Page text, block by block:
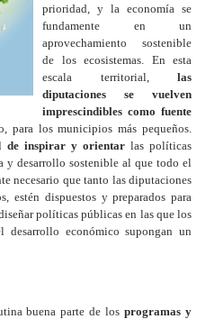
prioridad, y la economía se
fundamente en un
aprovechamiento sostenible
de los ecosistemas. En esta
escala territorial, las
diputaciones se vuelven
imprescindibles como fuente
para los municipios más pequeños.
de inspirar y orientarlas políticas
y desarrollo sostenible al que todo el
necesario que tanto las diputaciones
estén dispuestos y preparados para
políticas públicas en las que los
desarrollo económico supongan un
buena parte de losprogramas y